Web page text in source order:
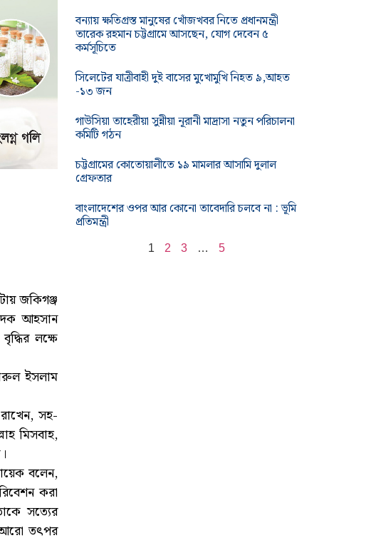
জকিগঞ্জ
আহসান
লক্ষে
ইসলাম
রাখেন, সহ-
মিসবাহ,
বলেন,
করা
সত্যের
আরো তৎপর
বন্যায় ক্ষতিগ্রস্ত মানুষের খোঁজখবর নিতে প্রধানমন্ত্রী
তারেক রহমান চট্টগ্রামে আসছেন, যোগ দেবেন ৫
কর্মসূচিতে
সিলেটের যাত্রীবাহী দুই বাসের মুখোমুখি নিহত ৯,আহত
-১৩ জন
গাউসিয়া তাহেরীয়া সুন্নীয়া নূরানী মাদ্রাসা নতুন পরিচালনা
কমিটি গঠন
চট্টগ্রামের কোতোয়ালীতে ১৯ মামলার আসামি দুলাল
গ্রেফতার
বাংলাদেশের ওপর আর কোনো তাবেদারি চলবে না : ভূমি
প্রতিমন্ত্রী
1 2 3 … 5